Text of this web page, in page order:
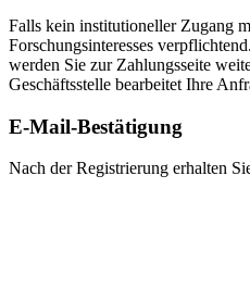
Falls kein institutioneller Zugang
Forschungsinteresses
werden Sie zur Zahlungsseite
Geschäftsstelle bearbeitet Ihre
E-Mail-Bestätigung
Nach der Registrierung erhalten